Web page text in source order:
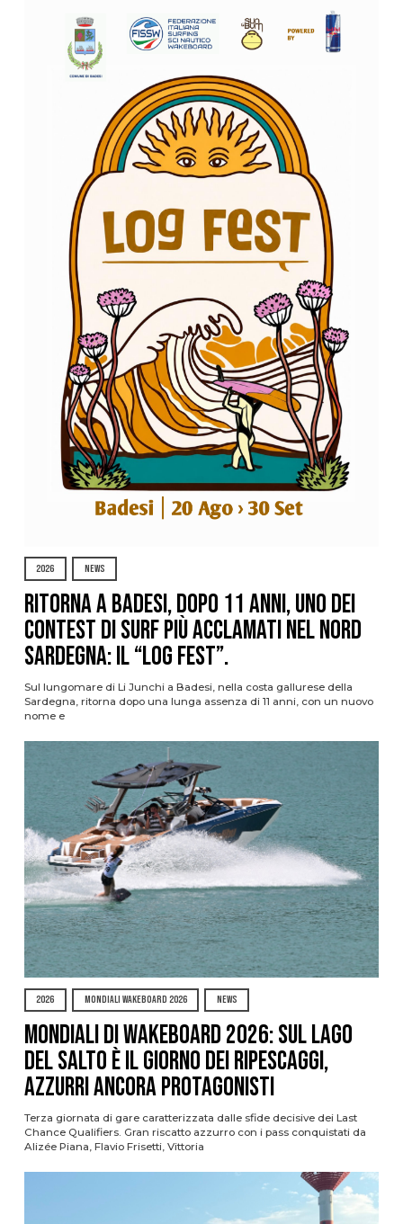
2026 NEWS
Ritorna a Badesi, dopo 11 anni, uno dei
contest di surf più acclamati nel nord
Sardegna: il “Log Fest”.
Sul lungomare di Li Junchi a Badesi, nella costa gallurese della
Sardegna, ritorna dopo una lunga assenza di 11 anni, con un nuovo
nome e
2026 MONDIALI WAKEBOARD 2026 NEWS
Mondiali di Wakeboard 2026: sul Lago
del Salto è il giorno dei ripescaggi,
azzurri ancora protagonisti
Terza giornata di gare caratterizzata dalle sfide decisive dei Last
Chance Qualifiers. Gran riscatto azzurro con i pass conquistati da
Alizée Piana, Flavio Frisetti, Vittoria